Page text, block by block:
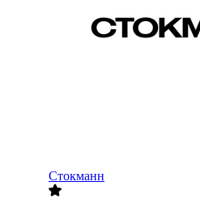
Стокманн